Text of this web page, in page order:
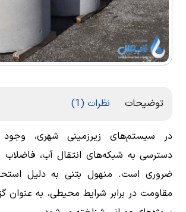
توضیحات نظرات (1)
در سیستم‌های زیرزمینی شهری، وجود
دسترسی به شبکه‌های انتقال آب،
ضروری است. منهول بتنی به دلیل
مقاومت در برابر شرایط محیطی، به عنوان